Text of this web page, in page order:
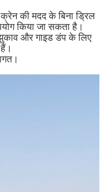
की मदद के बिना ड्रिल
किया जा सकता है।
झुकाव और गाइड डंप के लिए